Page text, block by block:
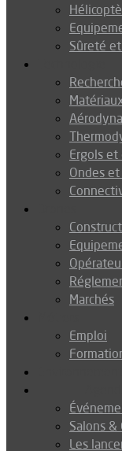
Sûreté
Ergols et
Ondes et
Marchés
Emploi
Salons &
Les